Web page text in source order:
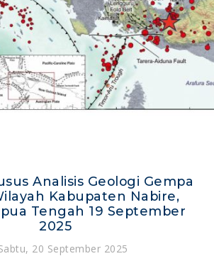
Analisis Geologi Gempa
Kabupaten Nabire,
Tengah 19 September
2025
20 September 2025